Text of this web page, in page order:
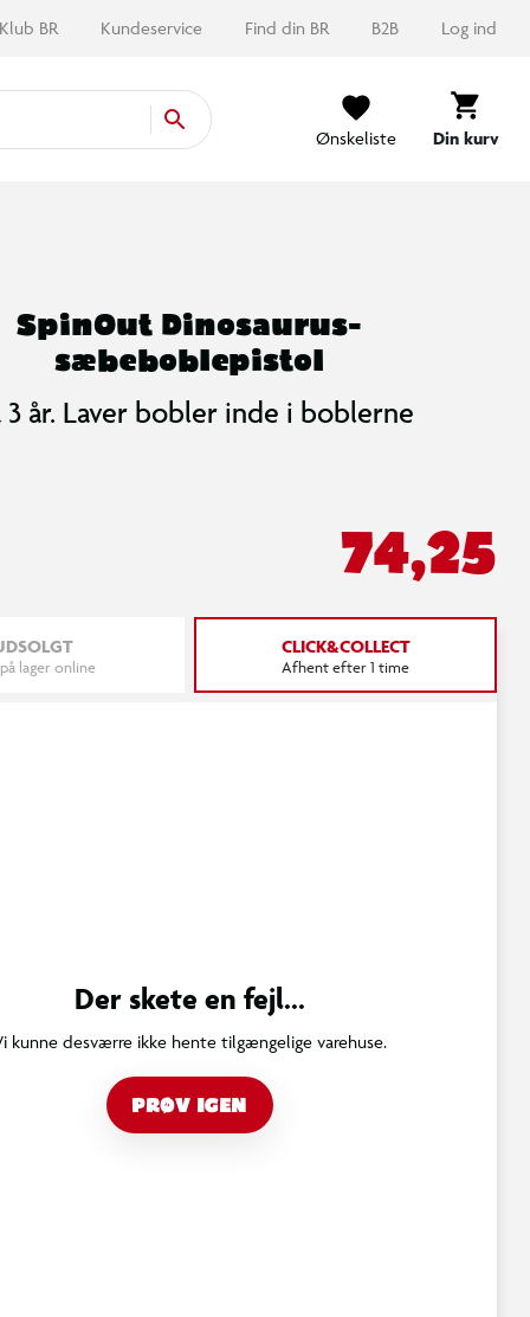
Klub BR Kundeservice Find din BR B2B Log ind
Ønskeliste Din kurv
SpinOut Dinosaurus-
sæbeboblepistol
3 år. Laver bobler inde i boblerne
74,25
lager online
CLICK&COLLECT
Afhent efter 1 time
Der skete en fejl...
kunne desværre ikke hente tilgængelige varehuse.
PRØV IGEN